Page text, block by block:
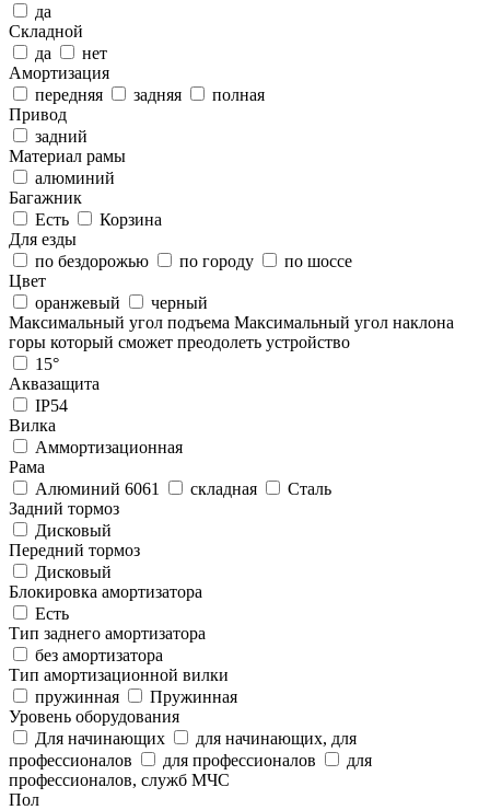
да
Складной
да
нет
Амортизация
передняя
задняя
полная
Привод
задний
Материал рамы
алюминий
Багажник
Есть
Корзина
Для езды
по бездорожью
по городу
по шоссе
Цвет
оранжевый
черный
Максимальный угол подъема Максимальный угол наклона
горы который сможет преодолеть устройство
15°
Аквазащита
IP54
Вилка
Аммортизационная
Рама
Алюминий 6061
складная
Сталь
Задний тормоз
Дисковый
Передний тормоз
Дисковый
Блокировка амортизатора
Есть
Тип заднего амортизатора
без амортизатора
Тип амортизационной вилки
пружинная
Пружинная
Уровень оборудования
Для начинающих
для начинающих, для
профессионалов
для профессионалов
для
профессионалов, служб МЧС
Пол